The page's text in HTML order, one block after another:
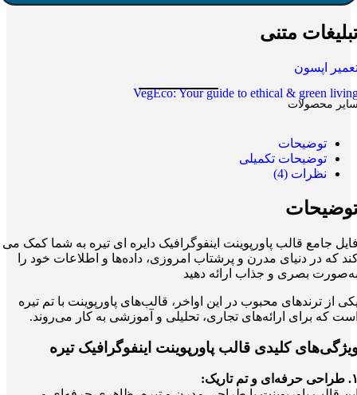
متنی
اپسون
VegEco: Your guide to ethical & green
محصولات
توضیحات
توضیحات تکمیلی
نظرات (4)
جامع قالب پاورپوینت اینفوگرافیک دایره ای تیره به شما کمک می
که در دنیای مدرن و پرشتاب امروزی، داده‌ها و اطلاعات خود را
بصری و جذاب ارائه دهید
از ترندهای محبوب در این اواخر، قالب‌های پاورپوینت با تم تیره
که برای ارائه‌های تجاری، تحلیلی و آموزشی به کار می‌روند.
کلیدی قالب پاورپوینت اینفوگرافیک تیره
و تم تاریک: